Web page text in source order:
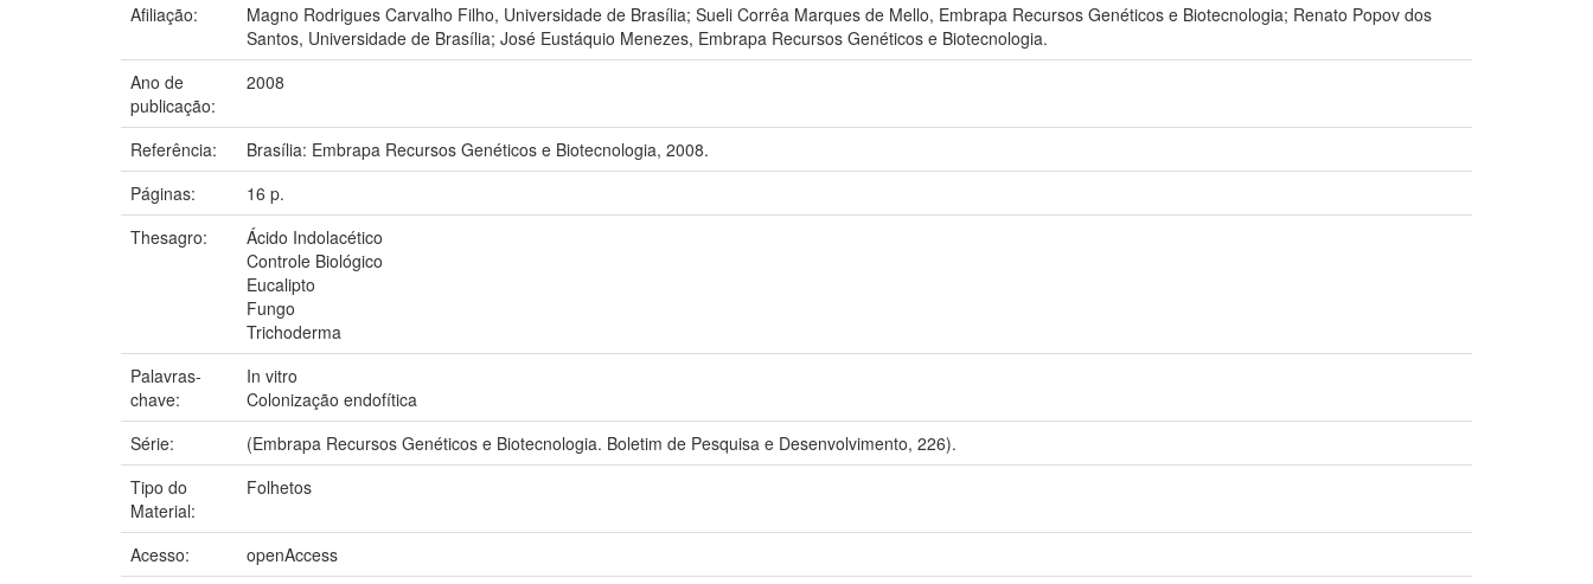
Afiliação:
Magno Rodrigues Carvalho Filho, Universidade de Brasília; Sueli Corrêa Marques de Mello, Embrapa Recursos Genéticos e Biotecnologia; Renato Popov dos
Santos, Universidade de Brasília; José Eustáquio Menezes, Embrapa Recursos Genéticos e Biotecnologia.
Ano de
publicação:
2008
Referência:
Brasília: Embrapa Recursos Genéticos e Biotecnologia, 2008.
Páginas:
16 p.
Thesagro:
Ácido Indolacético
Controle Biológico
Eucalipto
Fungo
Trichoderma
Palavras-
chave:
In vitro
Colonização endofítica
Série:
(Embrapa Recursos Genéticos e Biotecnologia. Boletim de Pesquisa e Desenvolvimento, 226).
Tipo do
Material:
Folhetos
Acesso:
openAccess